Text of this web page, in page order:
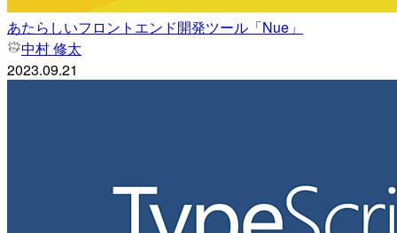
あたらしいフロントエンド開発ツール「Nue」
中村 修太
2023.09.21